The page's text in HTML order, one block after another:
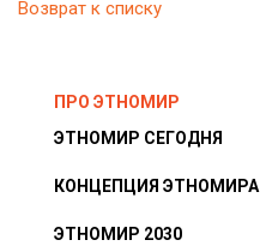
Возврат к списку
ПРО ЭТНОМИР
ЭТНОМИР СЕГОДНЯ
КОНЦЕПЦИЯ ЭТНОМИРА
ЭТНОМИР 2030